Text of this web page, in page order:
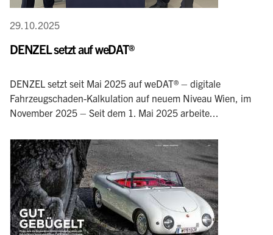
29.10.2025
DENZEL setzt auf weDAT®
DENZEL setzt seit Mai 2025 auf weDAT® – digitale
Fahrzeugschaden-Kalkulation auf neuem Niveau Wien, im
November 2025 – Seit dem 1. Mai 2025 arbeite...